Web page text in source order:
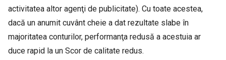
activitatea altor agenţi de publicitate). Cu toate acestea,
dacă un anumit cuvânt cheie a dat rezultate slabe în
majoritatea conturilor, performanţa redusă a acestuia ar
duce rapid la un Scor de calitate redus.